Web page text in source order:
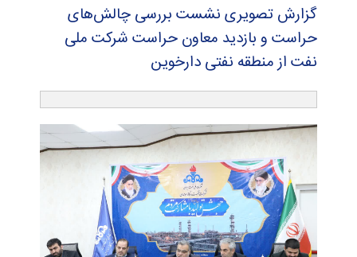
گزارش تصویری نشست بررسی چالش‌های
حراست و بازدید معاون حراست شركت ملی
نفت از منطقه نفتی دارخوین